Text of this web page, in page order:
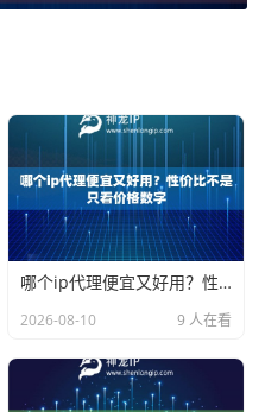
哪个ip代理便宜又好用？性价比不是只看价格数字
2026-08-10 9 人在看